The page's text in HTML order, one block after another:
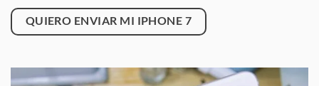
QUIERO ENVIAR MI IPHONE 7